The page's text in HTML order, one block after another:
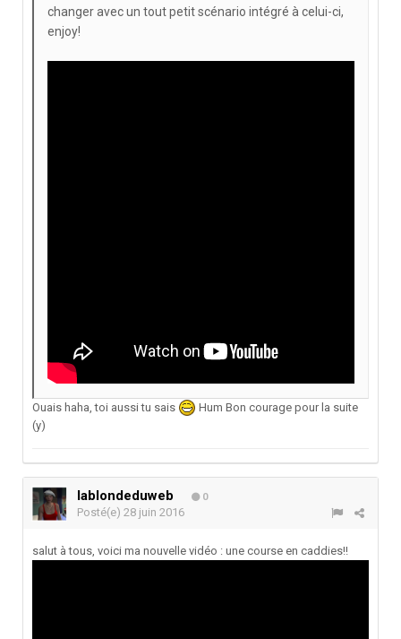
changer avec un tout petit scénario intégré à celui-ci,
enjoy!
Ouais haha, toi aussi tu sais
Hum Bon courage pour la suite
(y)
lablondeduweb 0
Posté(e) 28 juin 2016
salut à tous, voici ma nouvelle vidéo : une course en caddies!!